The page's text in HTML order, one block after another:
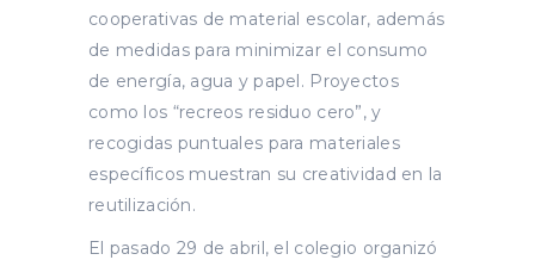
cooperativas de material escolar, además
de medidas para minimizar el consumo
de energía, agua y papel. Proyectos
como los “recreos residuo cero”, y
recogidas puntuales para materiales
específicos muestran su creatividad en la
reutilización.
El pasado 29 de abril, el colegio organizó